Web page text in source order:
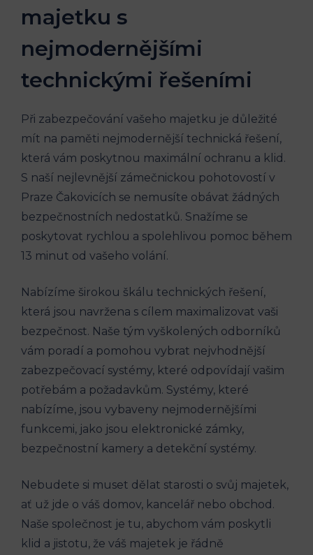
majetku s
nejmodernějšími
technickými řešeními
Při zabezpečování vašeho majetku je důležité
mít na paměti nejmodernější technická řešení,
která vám poskytnou maximální ochranu a klid.
S naší nejlevnější zámečnickou pohotovostí v
Praze Čakovicích se nemusíte obávat žádných
bezpečnostních nedostatků. Snažíme se
poskytovat rychlou a spolehlivou pomoc během
13 minut od vašeho volání.
Nabízíme širokou škálu technických řešení,
která jsou navržena s cílem maximalizovat vaši
bezpečnost. Naše tým vyškolených odborníků
vám poradí a pomohou vybrat nejvhodnější
zabezpečovací systémy, které odpovídají vašim
potřebám a požadavkům. Systémy, které
nabízíme, jsou vybaveny nejmodernějšími
funkcemi, jako jsou elektronické zámky,
bezpečnostní kamery a detekční systémy.
Nebudete si muset dělat starosti o svůj majetek,
ať už jde o váš domov, kancelář nebo obchod.
Naše společnost je tu, abychom vám poskytli
klid a jistotu, že váš majetek je řádně